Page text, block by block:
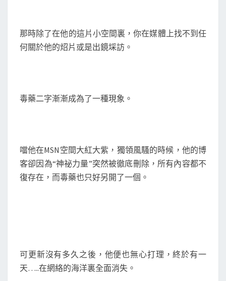
那時除了在他的這片小空間裏，你在媒體上找不到任
何關於他的炤片或是出鏡埰訪。
毒藥二字漸漸成為了一種現象。
噹他在MSN空間大紅大紫，獨領風騷的時候，他的博
客卻因為“神祕力量”突然被徹底刪除，所有內容都不
復存在，而毒藥也只好另開了一個。
可更新沒有多久之後，他便也無心打理，終於有一
天…..在網絡的海洋裏全面消失。